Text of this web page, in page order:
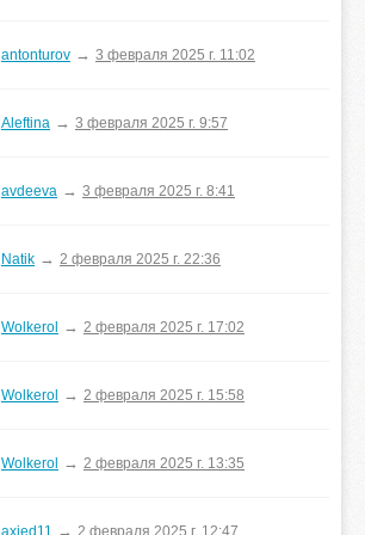
antonturov → 3 февраля 2025 г. 11:02
Aleftina → 3 февраля 2025 г. 9:57
avdeeva → 3 февраля 2025 г. 8:41
Natik → 2 февраля 2025 г. 22:36
Wolkerol → 2 февраля 2025 г. 17:02
Wolkerol → 2 февраля 2025 г. 15:58
Wolkerol → 2 февраля 2025 г. 13:35
axied11 → 2 февраля 2025 г. 12:47